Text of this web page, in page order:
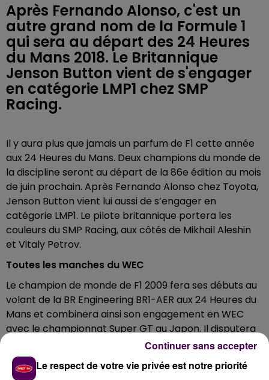
Après Fernando Alonso, c'est un
autre grand nom de la Formule 1
qui sera au départ des 24 Heures
du Mans 2018. Le Britannique
Jenson Button vient de s'engager
en catégorie LMP1 chez SMP
Racing.
Il y aura plus que jamais un parfum de F1 cette année
aux 24 Heures du Mans. Deux champions du monde de
la discipline seront au départ de la 86e édition au mois
de juin prochain. Après Fernando Alonso chez Toyota,
Jenson Button vient lui aussi de s’engager en
catégorie LMP1. Le pilote britannique portera les
couleurs du SMP Racing, aux côtés de Mikhail Aleshin
et Vitaly Petrov.
Toutes les manches du WEC
Le champion de monde de F1 2009 fera ses débuts au
volant de la BR Engineering BR1-AER aux 24 Heures du
Mans et combinera ainsi son engagement en WEC
avec le championnat Super GT au Japon. Il disputera
l’intégralité de Super saison, à l’exception des 6
Heures de Spa-Francorchamps, en concurrence de
date avec la deuxième manche Super GT.
Le respect de votre vie privée est notre priorité
Continuer sans accepter